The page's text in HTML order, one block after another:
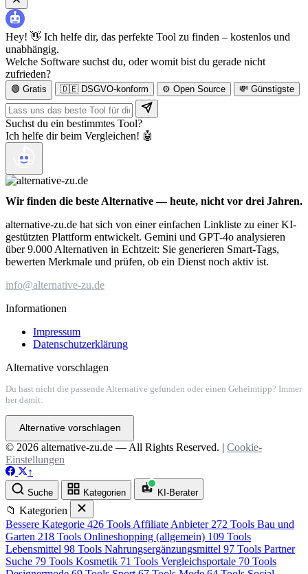
Hey! 👋 Ich helfe dir, das perfekte Tool zu finden – kostenlos und
unabhängig.
Welche Software suchst du, oder womit bist du gerade nicht
zufrieden?
🟢 Gratis 🇩🇪 DSGVO-konform ⚙️ Open Source 💸 Günstigste
Suchst du ein bestimmtes Tool?
Ich helfe dir beim Vergleichen! 🤖
Wir finden die beste Alternative — heute, nicht vor drei Jahren.
alternative-zu.de hat sich von einer einfachen Linkliste zu einer KI-
gestützten Plattform entwickelt. Gemini und GPT-4o analysieren
über 9.000 Alternativen in Echtzeit: Sie generieren Smart-Tags,
bewerten Merkmale und prüfen, ob ein Dienst noch aktiv ist.
info@alternative-zu.de
Informationen
Impressum
Datenschutzerklärung
Alternative vorschlagen
Du hast nicht die passende Alternative gefunden oder einen Geheimtipp? Immer
her damit:
Alternative vorschlagen
© 2026 alternative-zu.de — All Rights Reserved. | Cookie-
Einstellungen
↑
Suche Kategorien KI-Berater
📁 Kategorien
Bessere Kategorie 426 Tools Affiliate Anbieter 272 Tools Bau und
Garten 218 Tools Onlineshopping (allgemein) 109 Tools
Lebensmittel 98 Tools Nahrungsergänzungsmittel 97 Tools Partner
Suche 79 Tools Kosmetik 71 Tools Vergleichsportale 70 Tools